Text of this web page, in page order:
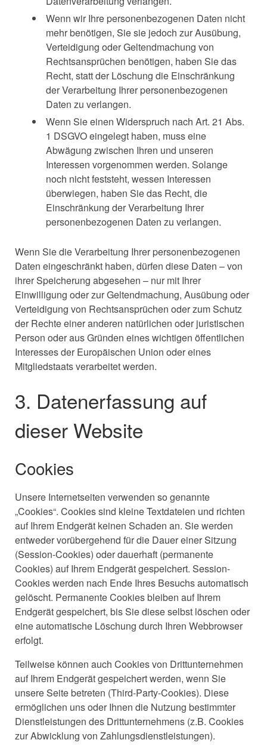
Wenn wir Ihre personenbezogenen Daten nicht
mehr benötigen, Sie sie jedoch zur Ausübung,
Verteidigung oder Geltendmachung von
Rechtsansprüchen benötigen, haben Sie das
Recht, statt der Löschung die Einschränkung
der Verarbeitung Ihrer personenbezogenen
Daten zu verlangen.
Wenn Sie einen Widerspruch nach Art. 21 Abs.
1 DSGVO eingelegt haben, muss eine
Abwägung zwischen Ihren und unseren
Interessen vorgenommen werden. Solange
noch nicht feststeht, wessen Interessen
überwiegen, haben Sie das Recht, die
Einschränkung der Verarbeitung Ihrer
personenbezogenen Daten zu verlangen.
Wenn Sie die Verarbeitung Ihrer personenbezogenen
Daten eingeschränkt haben, dürfen diese Daten – von
ihrer Speicherung abgesehen – nur mit Ihrer
Einwilligung oder zur Geltendmachung, Ausübung oder
Verteidigung von Rechtsansprüchen oder zum Schutz
der Rechte einer anderen natürlichen oder juristischen
Person oder aus Gründen eines wichtigen öffentlichen
Interesses der Europäischen Union oder eines
Mitgliedstaats verarbeitet werden.
3. Datenerfassung auf
dieser Website
Cookies
Unsere Internetseiten verwenden so genannte
„Cookies“. Cookies sind kleine Textdateien und richten
auf Ihrem Endgerät keinen Schaden an. Sie werden
entweder vorübergehend für die Dauer einer Sitzung
(Session-Cookies) oder dauerhaft (permanente
Cookies) auf Ihrem Endgerät gespeichert. Session-
Cookies werden nach Ende Ihres Besuchs automatisch
gelöscht. Permanente Cookies bleiben auf Ihrem
Endgerät gespeichert, bis Sie diese selbst löschen oder
eine automatische Löschung durch Ihren Webbrowser
erfolgt.
Teilweise können auch Cookies von Drittunternehmen
auf Ihrem Endgerät gespeichert werden, wenn Sie
unsere Seite betreten (Third-Party-Cookies). Diese
ermöglichen uns oder Ihnen die Nutzung bestimmter
Dienstleistungen des Drittunternehmens (z.B. Cookies
zur Abwicklung von Zahlungsdienstleistungen).